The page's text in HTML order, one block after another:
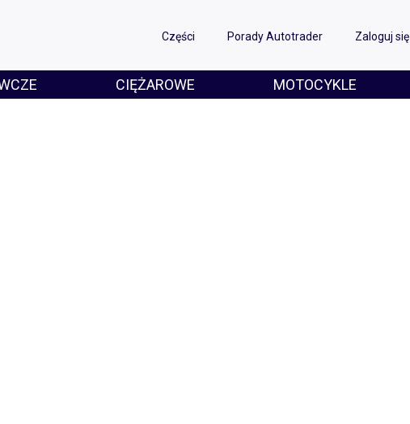
Części Porady Autotrader Zaloguj się
CIĘŻAROWE MOTOCYKLE